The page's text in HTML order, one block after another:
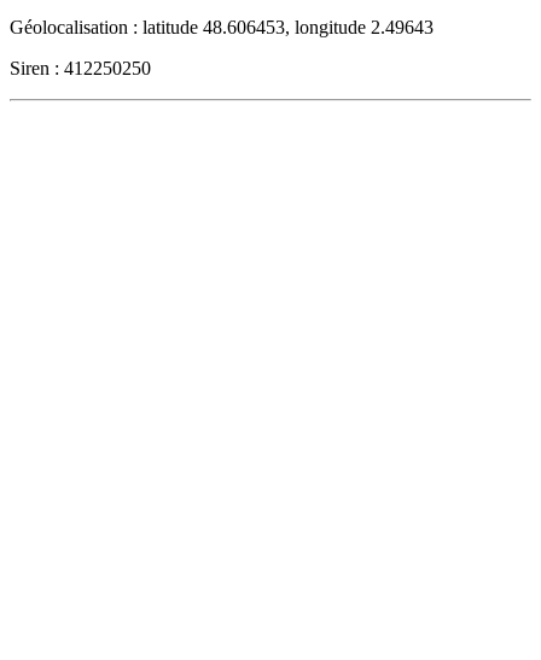
Géolocalisation : latitude 48.606453, longitude 2.49643
Siren : 412250250